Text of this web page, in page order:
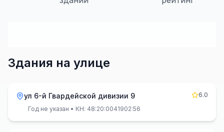
Здания на улице
ул 6-й Гвардейской дивизии 9
6.0
Год не указан • КН: 48:20:0041902:56